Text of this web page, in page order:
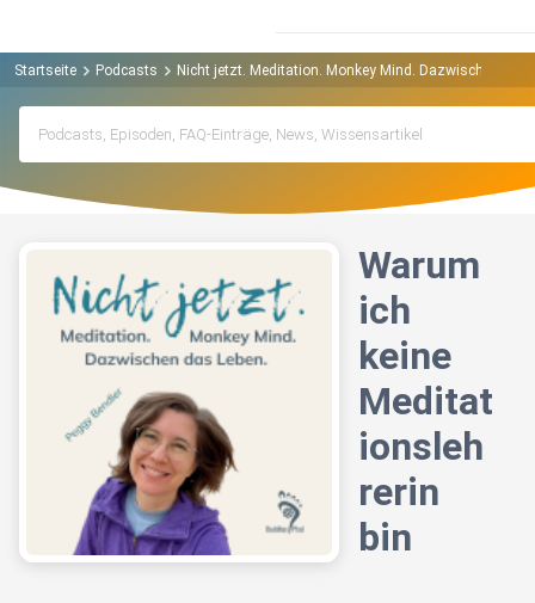
Startseite Podcasts Nicht jetzt. Meditation. Monkey Mind. Dazwischen das
Warum
ich
keine
Meditat
ionsleh
rerin
bin